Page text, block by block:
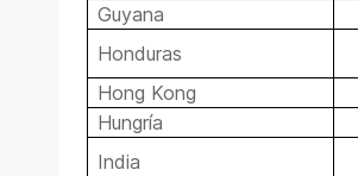
Guyana
Honduras
Hong Kong
Hungría
India